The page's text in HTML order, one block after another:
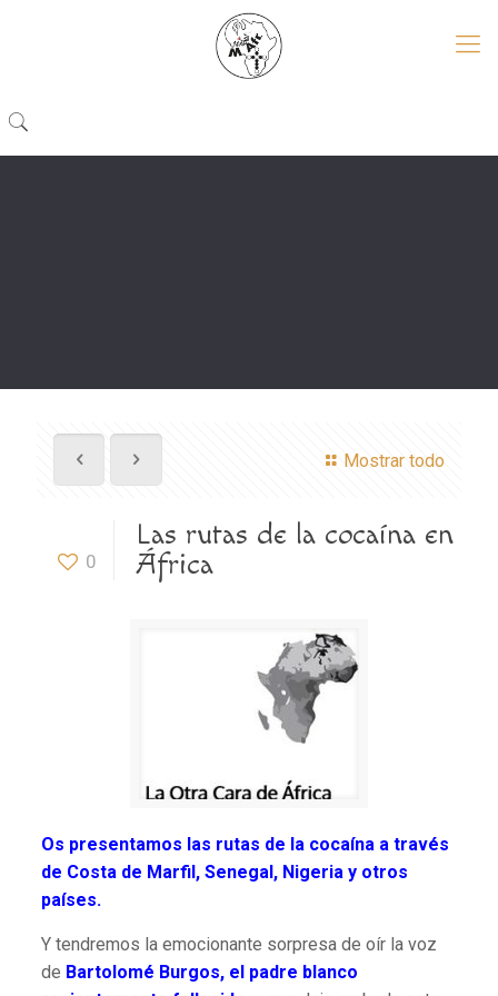
Mostrar todo
0
Las rutas de la cocaína en
África
Os presentamos las rutas de la cocaína a través
de Costa de Marfil, Senegal, Nigeria y otros
países.
Y tendremos la emocionante sorpresa de oír la voz
de Bartolomé Burgos, el padre blanco